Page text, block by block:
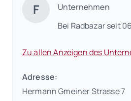
F
Unternehmen
Bei Radbazar seit
Zu allen Anzeigen des
Adresse:
Hermann Gmeiner Strasse 7